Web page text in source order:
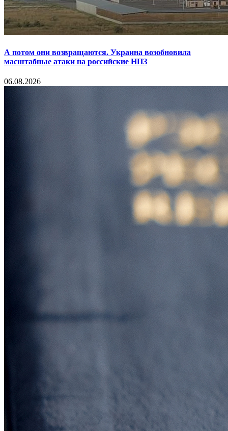
А потом они возвращаются. Украина возобновила
масштабные атаки на российские НПЗ
06.08.2026